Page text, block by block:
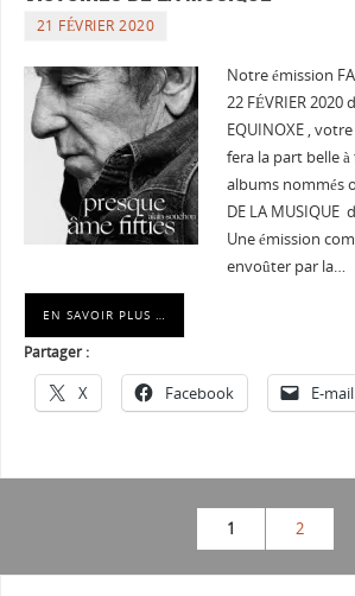
21 FÉVRIER 2020
Notre émission
22 FÉVRIER 2020
EQUINOXE , votre
fera la part belle
albums nommés
DE LA MUSIQUE
Une émission
envoûter par la…
EN SAVOIR PLUS …
Partager :
X Facebook E-mail
1 2